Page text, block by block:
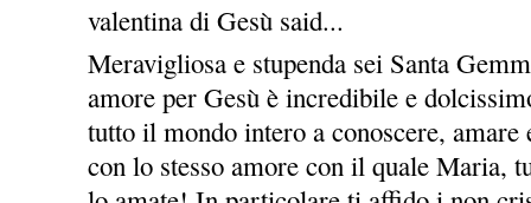
valentina di Gesù said...
Meravigliosa e stupenda sei Santa
amore per Gesù è incredibile e
tutto il mondo intero a conoscere,
con lo stesso amore con il quale Maria,